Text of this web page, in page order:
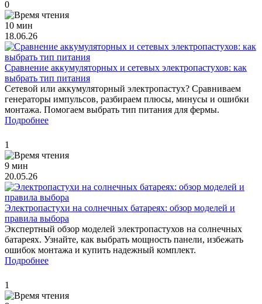
0
10 мин
18.06.26
Сравнение аккумуляторных и сетевых электропастухов: как
выбрать тип питания
Сетевой или аккумуляторный электропастух? Сравниваем
генераторы импульсов, разбираем плюсы, минусы и ошибки
монтажа. Помогаем выбрать тип питания для фермы.
Подробнее
1
9 мин
20.05.26
Электропастухи на солнечных батареях: обзор моделей и
правила выбора
Экспертный обзор моделей электропастухов на солнечных
батареях. Узнайте, как выбрать мощность панели, избежать
ошибок монтажа и купить надежный комплект.
Подробнее
1